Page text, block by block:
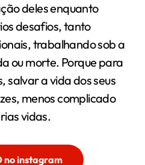
deles enquanto
desafios, tanto
trabalhando sob a
ou morte. Porque para
salvar a vida dos seus
menos complicado
vidas.
no instagram